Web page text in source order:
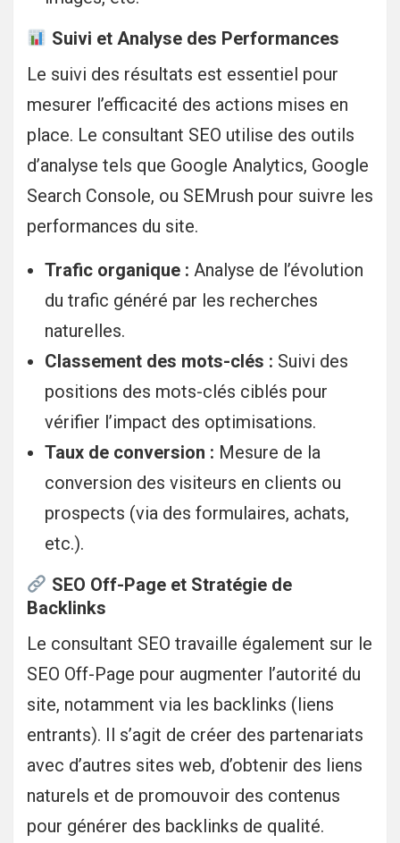
Suivi et Analyse des Performances
Le suivi des résultats est essentiel pour
mesurer l’efficacité des actions mises en
place. Le consultant SEO utilise des outils
d’analyse tels que Google Analytics, Google
Search Console, ou SEMrush pour suivre les
performances du site.
Trafic organique : Analyse de l’évolution
du trafic généré par les recherches
naturelles.
Classement des mots-clés : Suivi des
positions des mots-clés ciblés pour
vérifier l’impact des optimisations.
Taux de conversion : Mesure de la
conversion des visiteurs en clients ou
prospects (via des formulaires, achats,
etc.).
SEO Off-Page et Stratégie de
Backlinks
Le consultant SEO travaille également sur le
SEO Off-Page pour augmenter l’autorité du
site, notamment via les backlinks (liens
entrants). Il s’agit de créer des partenariats
avec d’autres sites web, d’obtenir des liens
naturels et de promouvoir des contenus
pour générer des backlinks de qualité.